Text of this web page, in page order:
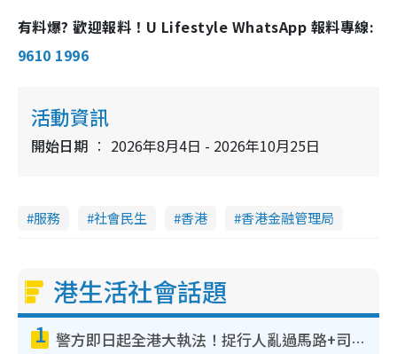
有料爆? 歡迎報料！U Lifestyle WhatsApp 報料專線:
9610 1996
活動資訊
開始日期 2026年8月4日 - 2026年10月25日
服務 社會民生 香港 香港金融管理局
港生活社會話題
1 警方即日起全港大執法！捉行人亂過馬路+司機不專注駕駛！亂過馬路罰$2000